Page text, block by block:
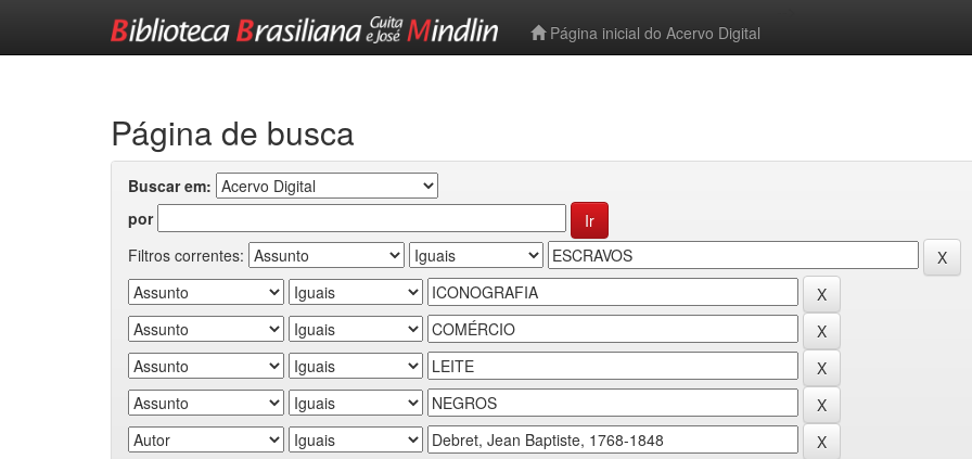
Página inicial do Acervo Digital
Página de busca
Buscar em:
por
Filtros correntes: